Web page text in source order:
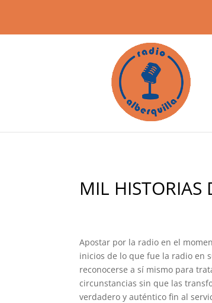
MIL HISTORIAS
Apostar por la radio en el
inicios de lo que fue la radio en
reconocerse a sí mismo para
circunstancias sin que las
verdadero y auténtico fin al